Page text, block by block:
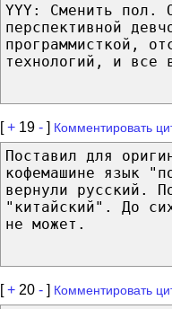
YYY: Сменить пол.
перспективной
программисткой,
технологий, и все
[+ 19 - ] Комментировать
Поставил для
кофемашине язык
вернули русский.
"китайский". До
не может.
[+ 20 - ] Комментировать